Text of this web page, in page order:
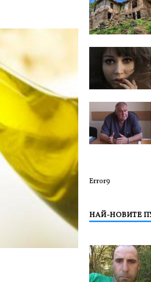
Error9
НАЙ-НОВИТЕ